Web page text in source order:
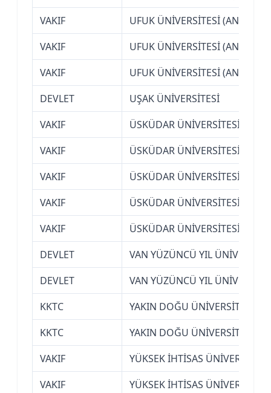
VAKIF
UFUK ÜNİVERSİTESİ (ANKARA)
VAKIF
UFUK ÜNİVERSİTESİ (ANKARA)
VAKIF
UFUK ÜNİVERSİTESİ (ANKARA)
DEVLET
UŞAK ÜNİVERSİTESİ
VAKIF
ÜSKÜDAR ÜNİVERSİTESİ
VAKIF
ÜSKÜDAR ÜNİVERSİTESİ
VAKIF
ÜSKÜDAR ÜNİVERSİTESİ
VAKIF
ÜSKÜDAR ÜNİVERSİTESİ
VAKIF
ÜSKÜDAR ÜNİVERSİTESİ
DEVLET
VAN YÜZÜNCÜ YIL
DEVLET
VAN YÜZÜNCÜ YIL
KKTC
YAKIN DOĞU ÜNİVERSİTESİ
KKTC
YAKIN DOĞU ÜNİVERSİTESİ
VAKIF
YÜKSEK İHTİSAS
VAKIF
YÜKSEK İHTİSAS